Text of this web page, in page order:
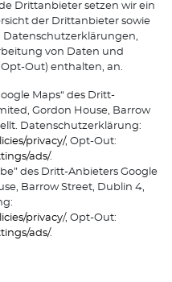
Drittanbieter setzen wir ein
der Drittanbieter sowie
Datenschutzerklärungen,
von Daten und
Out) enthalten, an.
Maps“ des Dritt-
Gordon House, Barrow
Datenschutzerklärung:
privacy/, Opt-Out:
ads/.
des Dritt-Anbieters Google
Barrow Street, Dublin 4,
privacy/, Opt-Out:
ads/.